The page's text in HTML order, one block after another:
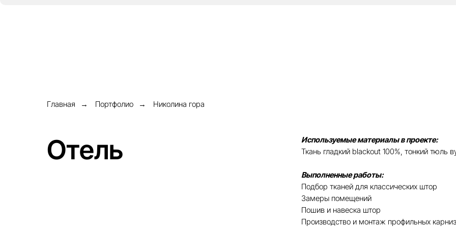
Главная → Портфолио → Николина гора
Отель
Используемые материалы в проекте:
Ткань гладкий blackout 100%, тонкий тюль
Выполненные работы:
Подбор тканей для классических штор
Замеры помещений
Пошив и навеска штор
Производство и монтаж профильных